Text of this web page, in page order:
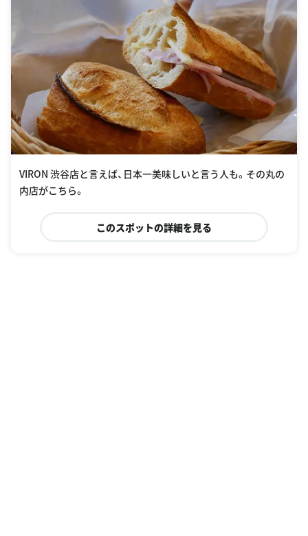
VIRON 渋谷店と言えば、日本一美味しいと言う人も。その丸の
内店がこちら。
このスポットの詳細を見る